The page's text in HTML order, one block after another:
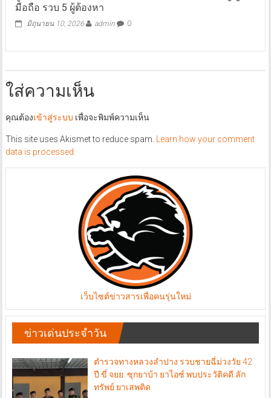
มือถือ รวบ 5 ผู้ต้องหา
มิถุนายน 10, 2026 admin 0
ใส่ความเห็น
คุณต้องเข้าสู่ระบบ เพื่อจะพิมพ์ความเห็น
This site uses Akismet to reduce spam.
Learn how your comment
data is processed.
เว็บไซต์ข่าวสารเพื่อคนรุ่นใหม่
ข่าวเด่นประจำวัน
ตำรวจทางหลวงลำปาง รวบชายฉี่ม่วงวัย 42
ปี ขี่ จยย. ซุกยาบ้า ยาไอซ์ พบประวัติคดี ลัก
ทรัพย์ ยาเสพติด